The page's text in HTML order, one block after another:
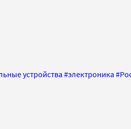
устройства#электроника #